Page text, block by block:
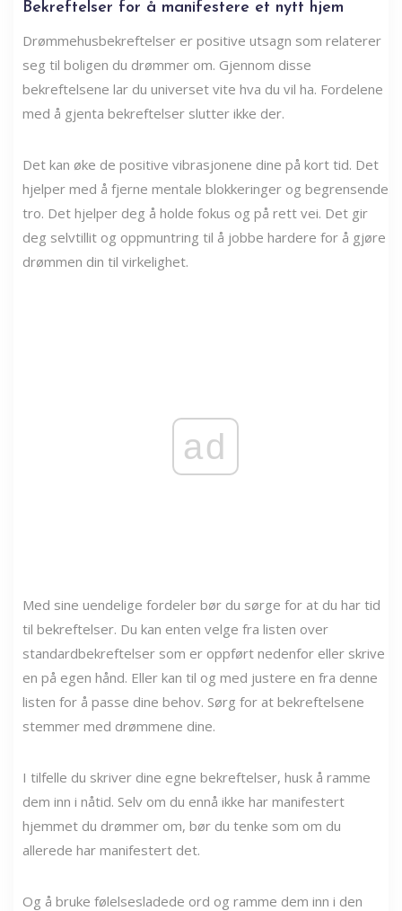
Bekreftelser for å manifestere et nytt hjem
Drømmehusbekreftelser er positive utsagn som relaterer
seg til boligen du drømmer om. Gjennom disse
bekreftelsene lar du universet vite hva du vil ha. Fordelene
med å gjenta bekreftelser slutter ikke der.
Det kan øke de positive vibrasjonene dine på kort tid. Det
hjelper med å fjerne mentale blokkeringer og begrensende
tro. Det hjelper deg å holde fokus og på rett vei. Det gir
deg selvtillit og oppmuntring til å jobbe hardere for å gjøre
drømmen din til virkelighet.
ad
Med sine uendelige fordeler bør du sørge for at du har tid
til bekreftelser. Du kan enten velge fra listen over
standardbekreftelser som er oppført nedenfor eller skrive
en på egen hånd. Eller kan til og med justere en fra denne
listen for å passe dine behov. Sørg for at bekreftelsene
stemmer med drømmene dine.
I tilfelle du skriver dine egne bekreftelser, husk å ramme
dem inn i nåtid. Selv om du ennå ikke har manifestert
hjemmet du drømmer om, bør du tenke som om du
allerede har manifestert det.
Og å bruke følelsesladede ord og ramme dem inn i den